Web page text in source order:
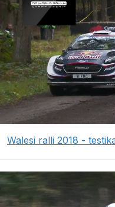
Walesi ralli 2018 -